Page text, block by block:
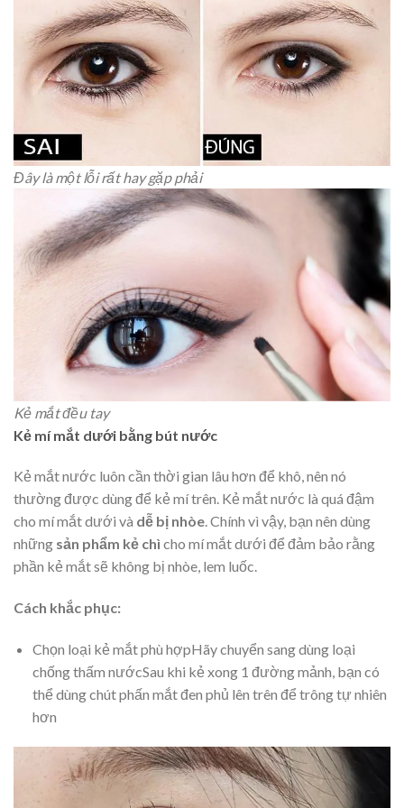
Đây là một lỗi rất hay gặp phải
Kẻ mắt đều tay
Kẻ mí mắt dưới bằng bút nước
Kẻ mắt nước luôn cần thời gian lâu hơn để khô, nên nó
thường được dùng để kẻ mí trên. Kẻ mắt nước là quá đậm
cho mí mắt dưới và dễ bị nhòe. Chính vì vậy, bạn nên dùng
những sản phẩm kẻ chì cho mí mắt dưới để đảm bảo rằng
phần kẻ mắt sẽ không bị nhòe, lem luốc.
Cách khắc phục:
Chọn loại kẻ mắt phù hợpHãy chuyển sang dùng loại
chống thấm nướcSau khi kẻ xong 1 đường mảnh, bạn có
thể dùng chút phấn mắt đen phủ lên trên để trông tự nhiên
hơn